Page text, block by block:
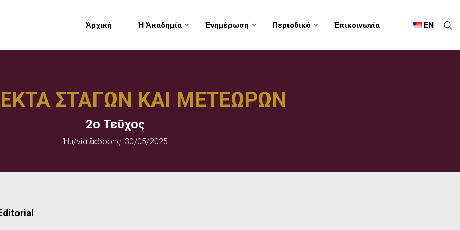
Ἀρχική Ἡ Ἀκαδημία Ἐνημέρωση Περιοδικό Ἐπικοινωνία EN
ΣΤΑΓΩΝ ΚΑΙ ΜΕΤΕΩΡΩΝ
2ο Τεῦχος
Ἡμ/νία ἔκδοσης: 30/05/2025